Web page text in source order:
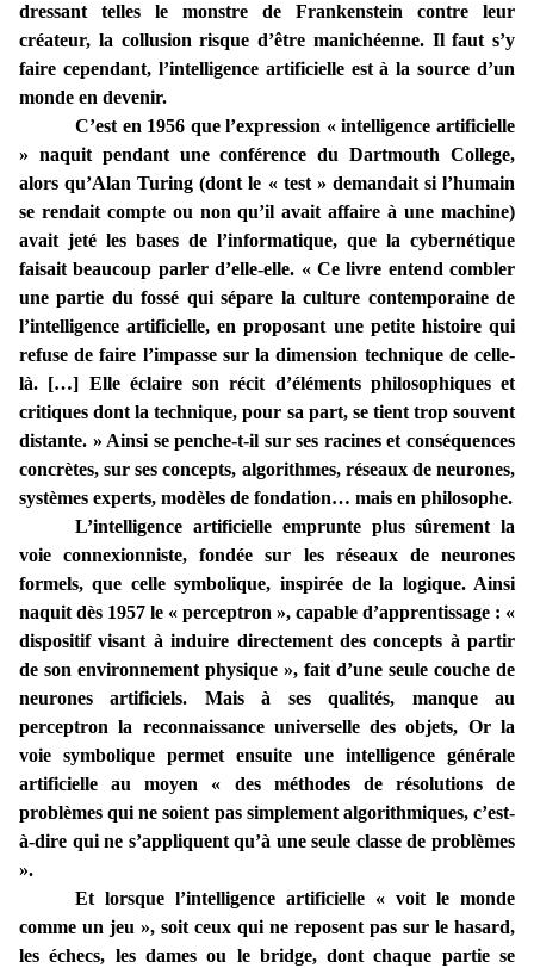
dressant telles le monstre de Frankenstein contre leur
créateur, la collusion risque d’être manichéenne. Il faut s’y
faire cependant, l’intelligence artificielle est à la source d’un
monde en devenir.
C’est en 1956 que l’expression « intelligence artificielle
» naquit pendant une conférence du Dartmouth College,
alors qu’Alan Turing (dont le « test » demandait si l’humain
se rendait compte ou non qu’il avait affaire à une machine)
avait jeté les bases de l’informatique, que la cybernétique
faisait beaucoup parler d’elle-elle. « Ce livre entend combler
une partie du fossé qui sépare la culture contemporaine de
l’intelligence artificielle, en proposant une petite histoire qui
refuse de faire l’impasse sur la dimension technique de celle-
là. […] Elle éclaire son récit d’éléments philosophiques et
critiques dont la technique, pour sa part, se tient trop souvent
distante. » Ainsi se penche-t-il sur ses racines et conséquences
concrètes, sur ses concepts, algorithmes, réseaux de neurones,
systèmes experts, modèles de fondation… mais en philosophe.
L’intelligence artificielle emprunte plus sûrement la
voie connexionniste, fondée sur les réseaux de neurones
formels, que celle symbolique, inspirée de la logique. Ainsi
naquit dès 1957 le « perceptron », capable d’apprentissage : «
dispositif visant à induire directement des concepts à partir
de son environnement physique », fait d’une seule couche de
neurones artificiels. Mais à ses qualités, manque au
perceptron la reconnaissance universelle des objets, Or la
voie symbolique permet ensuite une intelligence générale
artificielle au moyen « des méthodes de résolutions de
problèmes qui ne soient pas simplement algorithmiques, c’est-
à-dire qui ne s’appliquent qu’à une seule classe de problèmes
».
Et lorsque l’intelligence artificielle « voit le monde
comme un jeu », soit ceux qui ne reposent pas sur le hasard,
les échecs, les dames ou le bridge, dont chaque partie se